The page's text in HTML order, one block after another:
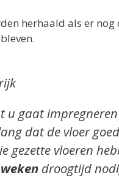
herhaald als er
u gaat
dat de vloer
gezette vloeren
droogtijd